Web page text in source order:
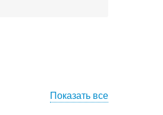
Показать все